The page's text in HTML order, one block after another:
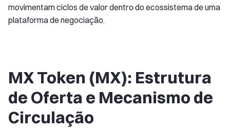
movimentam ciclos de valor dentro do ecossistema de uma
plataforma de negociação.
MX Token (MX): Estrutura
de Oferta e Mecanismo de
Circulação